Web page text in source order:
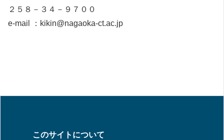
２５８－３４－９７００
e-mail ：kikin@nagaoka-ct.ac.jp
このサイトについて